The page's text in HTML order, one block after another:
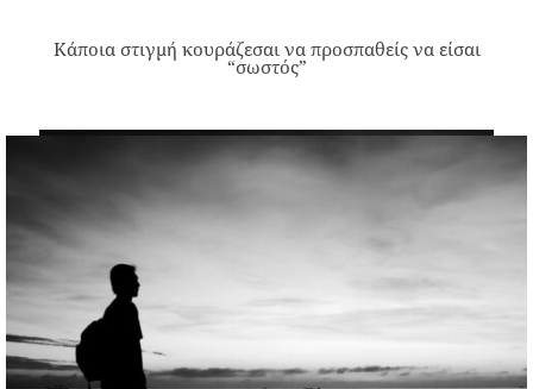
Κάποια στιγμή κουράζεσαι να προσπαθείς να είσαι
“σωστός”